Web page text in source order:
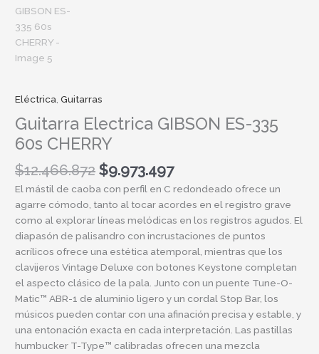
Eléctrica,Guitarras
Guitarra Electrica GIBSON ES-335
60s CHERRY
$12.466.872 $9.973.497
El mástil de caoba con perfil en C redondeado ofrece un
agarre cómodo, tanto al tocar acordes en el registro grave
como al explorar líneas melódicas en los registros agudos. El
diapasón de palisandro con incrustaciones de puntos
acrílicos ofrece una estética atemporal, mientras que los
clavijeros Vintage Deluxe con botones Keystone completan
el aspecto clásico de la pala. Junto con un puente Tune-O-
Matic™ ABR-1 de aluminio ligero y un cordal Stop Bar, los
músicos pueden contar con una afinación precisa y estable, y
una entonación exacta en cada interpretación. Las pastillas
humbucker T-Type™ calibradas ofrecen una mezcla